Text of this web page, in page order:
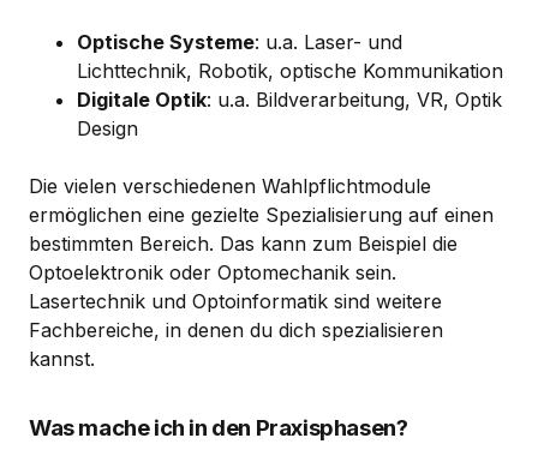
Optische Systeme: u.a. Laser- und
Lichttechnik, Robotik, optische Kommunikation
Digitale Optik: u.a. Bildverarbeitung, VR, Optik
Design
Die vielen verschiedenen Wahlpflichtmodule
ermöglichen eine gezielte Spezialisierung auf einen
bestimmten Bereich. Das kann zum Beispiel die
Optoelektronik oder Optomechanik sein.
Lasertechnik und Optoinformatik sind weitere
Fachbereiche, in denen du dich spezialisieren
kannst.
Was mache ich in den Praxisphasen?